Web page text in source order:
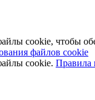
cookie, чтобы
файлов cookie
cookie. Правила